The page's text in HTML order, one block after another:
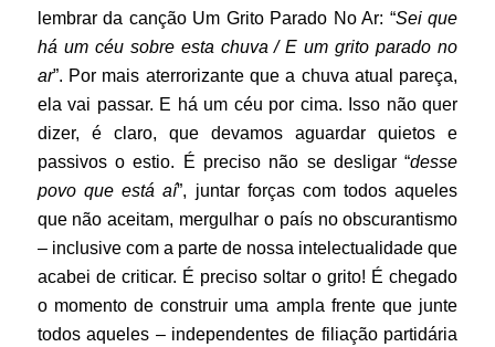
lembrar da canção Um Grito Parado No Ar: “Sei que
há um céu sobre esta chuva / E um grito parado no
ar”. Por mais aterrorizante que a chuva atual pareça,
ela vai passar. E há um céu por cima. Isso não quer
dizer, é claro, que devamos aguardar quietos e
passivos o estio. É preciso não se desligar “desse
povo que está aí”, juntar forças com todos aqueles
que não aceitam, mergulhar o país no obscurantismo
– inclusive com a parte de nossa intelectualidade que
acabei de criticar. É preciso soltar o grito! É chegado
o momento de construir uma ampla frente que junte
todos aqueles – independentes de filiação partidária